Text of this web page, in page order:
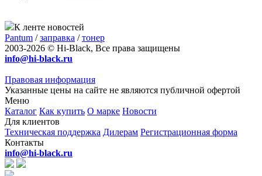
К ленте новостей
Pantum /заправка /тонер
2003-2026 © Hi-Black, Все права защищены
info@hi-black.ru
Правовая информация
Указанные цены на сайте не являются публичной офертой
Меню
Каталог Как купить О марке Новости
Для клиентов
Техническая поддержка Дилерам Регистрационная форма
Контакты
info@hi-black.ru